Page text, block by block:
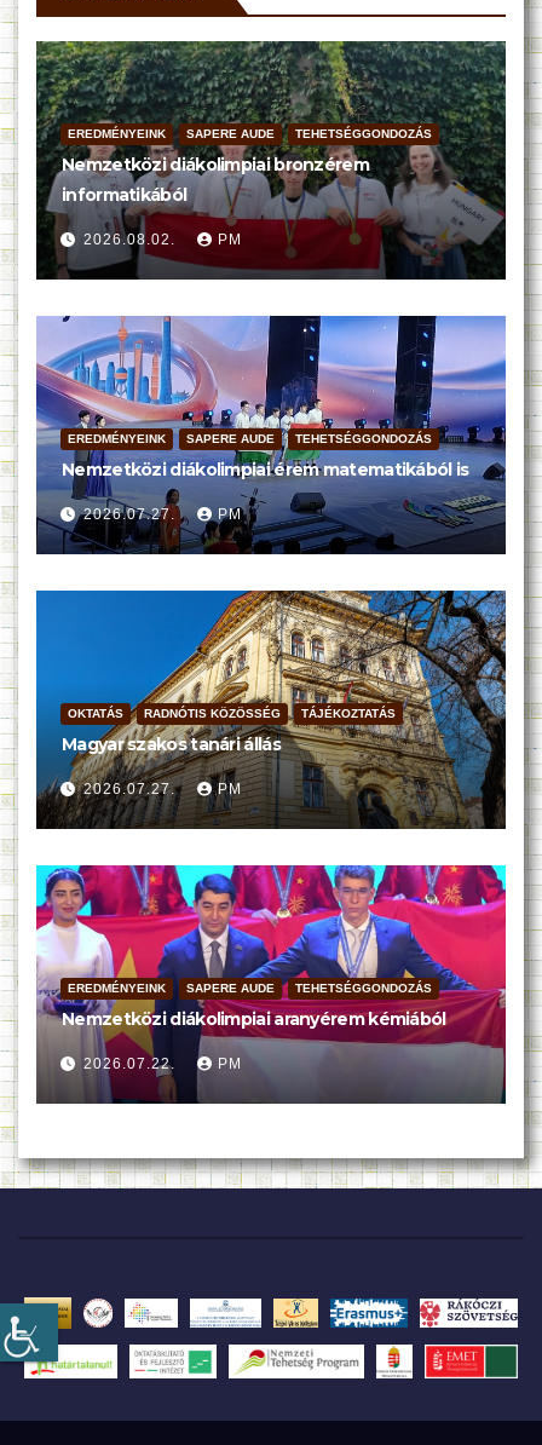
EREDMÉNYEINK SAPERE AUDE TEHETSÉGGONDOZÁS
Nemzetközi diákolimpiai bronzérem
informatikából
2026.08.02. PM
EREDMÉNYEINK SAPERE AUDE TEHETSÉGGONDOZÁS
Nemzetközi diákolimpiai érem matematikából is
2026.07.27. PM
OKTATÁS RADNÓTIS KÖZÖSSÉG TÁJÉKOZTATÁS
Magyar szakos tanári állás
2026.07.27. PM
EREDMÉNYEINK SAPERE AUDE TEHETSÉGGONDOZÁS
Nemzetközi diákolimpiai aranyérem kémiából
2026.07.22. PM